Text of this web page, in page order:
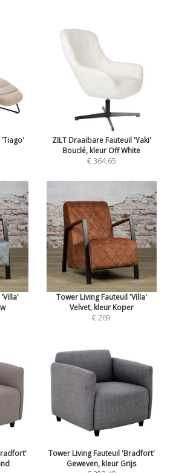
'Tiago'
ZILT Draaibare Fauteuil 'Yaki'
Bouclé, kleur Off White
€ 364,65
Tower Living Fauteuil 'Villa'
Velvet, kleur Koper
€ 269
Tower Living Fauteuil 'Bradfort'
Geweven, kleur Grijs